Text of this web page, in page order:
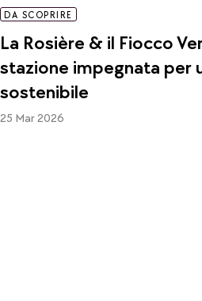
DA SCOPRIRE
La Rosière & il Fiocco
stazione impegnata per
sostenibile
25 Mar 2026